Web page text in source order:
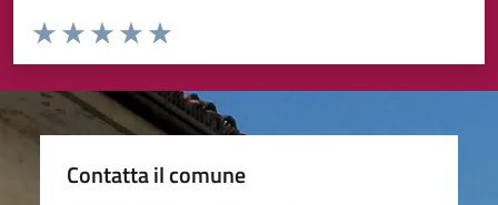
Valuta da 1 a 5 stelle la pagina
Valuta 5 stelle su 5
Valuta 4 stelle su 5
Valuta 3 stelle su 5
Valuta 2 stelle su 5
Valuta 1 stelle su 5
Contatta il comune